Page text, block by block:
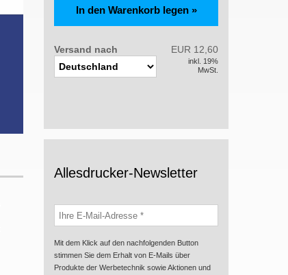
Versand nach EUR 12,60
inkl. 19%
MwSt.
Allesdrucker-Newsletter
Mit dem Klick auf den nachfolgenden Button
stimmen Sie dem Erhalt von E-Mails über
Produkte der Werbetechnik sowie Aktionen und